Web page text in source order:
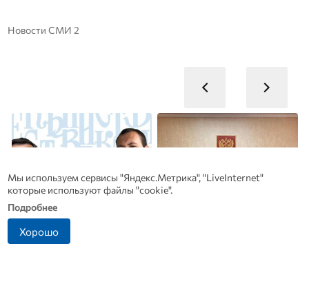
Новости СМИ 2
Мы используем сервисы "Яндекс.Метрика", "LiveInternet"
которые используют файлы "cookie".
Подробнее
Хорошо